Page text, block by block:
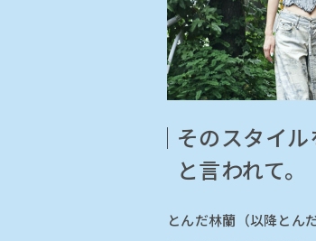
そのスタイ
と言われて。
とんだ林蘭（以降とん